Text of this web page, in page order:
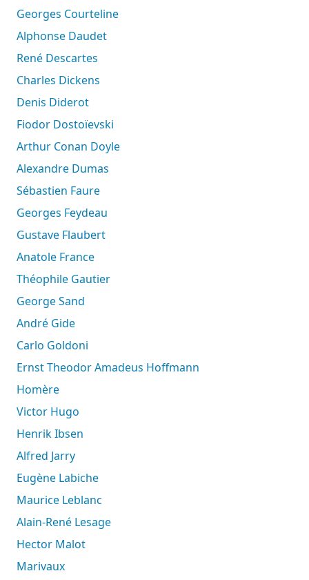
Georges Courteline
Alphonse Daudet
René Descartes
Charles Dickens
Denis Diderot
Fiodor Dostoïevski
Arthur Conan Doyle
Alexandre Dumas
Sébastien Faure
Georges Feydeau
Gustave Flaubert
Anatole France
Théophile Gautier
George Sand
André Gide
Carlo Goldoni
Ernst Theodor Amadeus Hoffmann
Homère
Victor Hugo
Henrik Ibsen
Alfred Jarry
Eugène Labiche
Maurice Leblanc
Alain-René Lesage
Hector Malot
Marivaux